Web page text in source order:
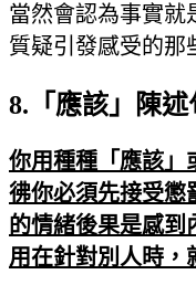
當然會認為事實就
質疑引發感受的那
8. 「應該」陳述
你用種種「應該」
彿你必須先接受懲
的情緒後果是感到
用在針對別人時，